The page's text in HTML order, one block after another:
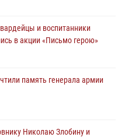
и воспитанники
в акции «Письмо герою»
память генерала армии
Николаю Злобину и